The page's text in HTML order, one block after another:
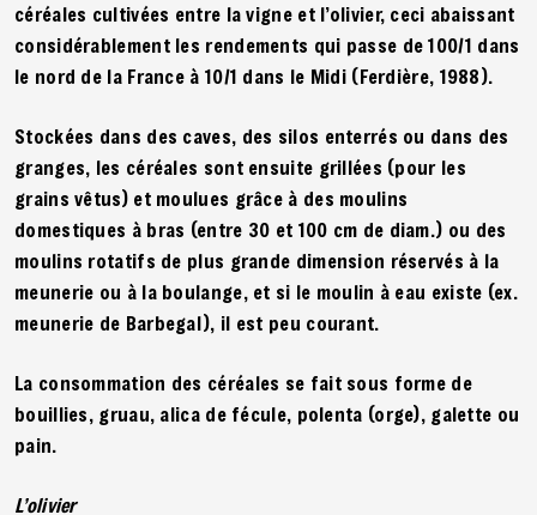
céréales cultivées entre la vigne et l’olivier, ceci abaissant
considérablement les rendements qui passe de 100/1 dans
le nord de la France à 10/1 dans le Midi (Ferdière, 1988).
Stockées dans des caves, des silos enterrés ou dans des
granges, les céréales sont ensuite grillées (pour les
grains vêtus) et moulues grâce à des moulins
domestiques à bras (entre 30 et 100 cm de diam.) ou des
moulins rotatifs de plus grande dimension réservés à la
meunerie ou à la boulange, et si le moulin à eau existe (ex.
meunerie de Barbegal), il est peu courant.
La consommation des céréales se fait sous forme de
bouillies, gruau, alica de fécule, polenta (orge), galette ou
pain.
L’olivier